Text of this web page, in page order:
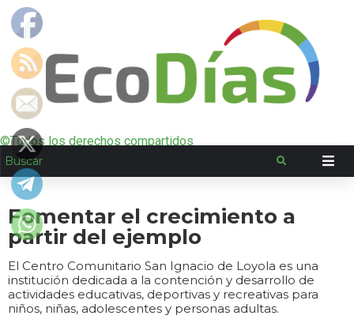
©Todos los derechos compartidos
Fomentar el crecimiento a
partir del ejemplo
El Centro Comunitario San Ignacio de Loyola es una
institución dedicada a la contención y desarrollo de
actividades educativas, deportivas y recreativas para
niños, niñas, adolescentes y personas adultas.